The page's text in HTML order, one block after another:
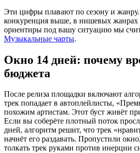
Эти цифры плавают по сезону и
конкуренция выше, в нишевых
ориентиры под вашу ситуацию мы
Музыкальные чарты.
Окно 14 дней: почему
бюджета
После релиза площадки включают
трек попадает в автоплейлисты,
похожим артистам. Этот буст живёт
Если вы соберёте плотный поток
дней, алгоритм решит, что трек
начнёт его раздавать. Пропустили
толкать трек руками против инерции